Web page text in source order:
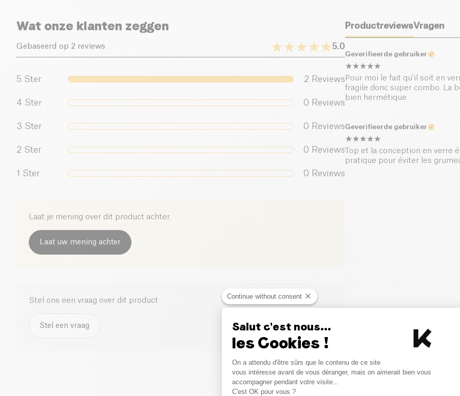
Wat onze klanten zeggen
Gebaseerd op 2 reviews 5.0
5 Ster 2 Reviews
4 Ster 0 Reviews
3 Ster 0 Reviews
2 Ster 0 Reviews
1 Ster 0 Reviews
Laat je mening over dit product achter.
Laat uw mening achter
Stel ons een vraag over dit product
Stel een vraag
ProductreviewsVragen
Geverifieerde gebruiker
Pour moi le fait qu'il soit en
fragile donc super combo. La
bien hermétique
Geverifieerde gebruiker
Top et la conception en verre
pratique pour éviter les
Vergelijkbare producten
Continue without consent
Salut c'est nous...
les Cookies !
Consent Management
On a attendu d'être sûrs que le contenu de ce site
vous intéresse avant de vous déranger, mais on aimerait bien vous
accompagner pendant votre visite...
C'est OK pour vous ?
Axeptio consent